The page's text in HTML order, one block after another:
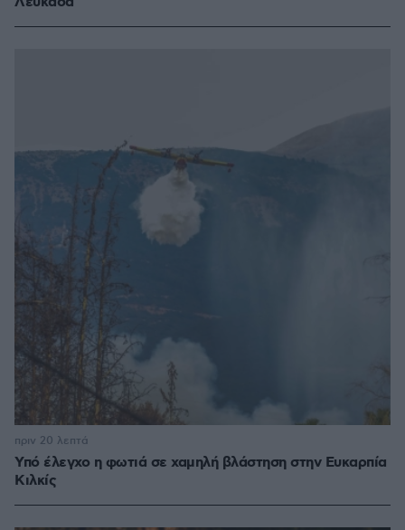
Υπό έλεγχο η φωτιά σε χαμηλή βλάστηση στην Ευκαρπία
Κιλκίς
πριν 20 λεπτά